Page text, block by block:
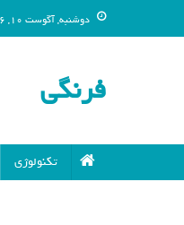
دوشنبه, آگوست 10, 2026
فرنگی
تکنولوژی